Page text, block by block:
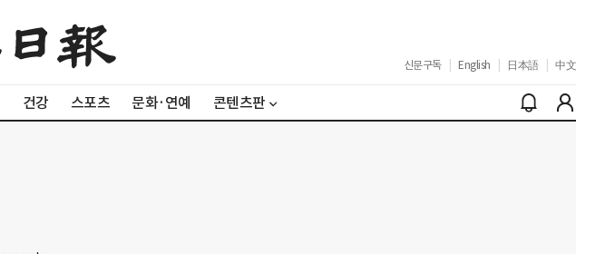
신문구독 English 日本語 中文
건강 스포츠 문화·연예 콘텐츠판